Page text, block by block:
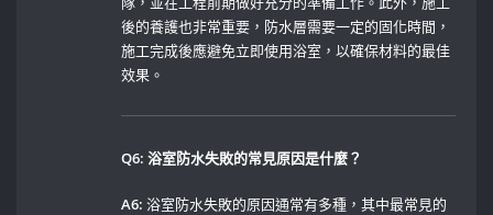
後的養護也非常重要，防水層需要一定的固化時間，
施工完成後應避免立即使用浴室，以確保材料的最佳
效果。
Q6: ⁢浴室防水失敗的常見原因是什麼？
A6: 浴室防水失敗的原因通常有多種，其中最常見的